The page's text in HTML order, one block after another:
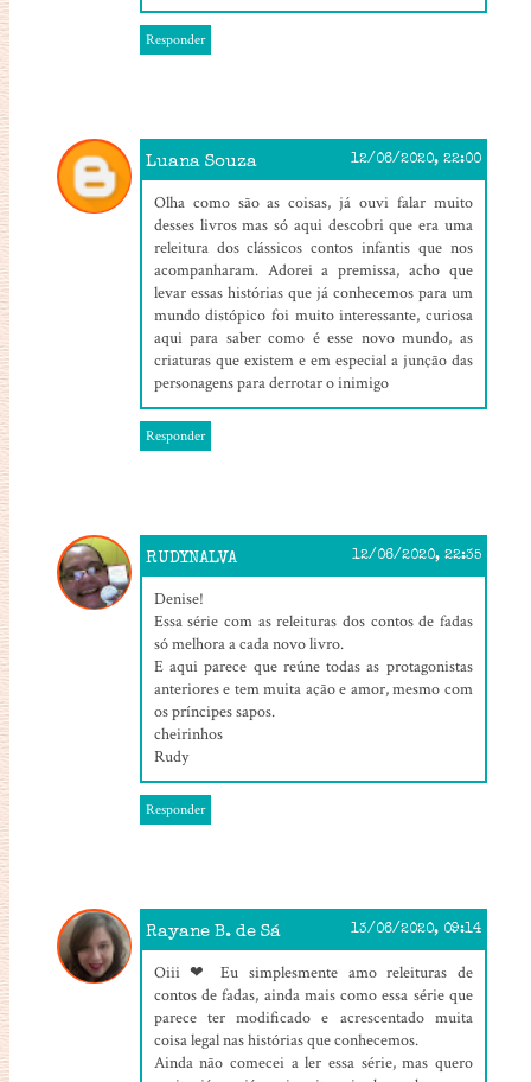
Responder
Luana Souza 12/06/2020, 22:00
Olha como são as coisas, já ouvi falar muito
desses livros mas só aqui descobri que era uma
releitura dos clássicos contos infantis que nos
acompanharam. Adorei a premissa, acho que
levar essas histórias que já conhecemos para um
mundo distópico foi muito interessante, curiosa
aqui para saber como é esse novo mundo, as
criaturas que existem e em especial a junção das
personagens para derrotar o inimigo
Responder
RUDYNALVA 12/06/2020, 22:35
Denise!
Essa série com as releituras dos contos de fadas
só melhora a cada novo livro.
E aqui parece que reúne todas as protagonistas
anteriores e tem muita ação e amor, mesmo com
os príncipes sapos.
cheirinhos
Rudy
Responder
Rayane B. de Sá 13/06/2020, 09:14
Oiii ❤ Eu simplesmente amo releituras de
contos de fadas, ainda mais como essa série que
parece ter modificado e acrescentado muita
coisa legal nas histórias que conhecemos.
Ainda não comecei a ler essa série, mas quero